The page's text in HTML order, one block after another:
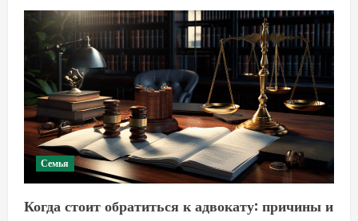
Семья
Когда стоит обратиться к адвокату: причины и